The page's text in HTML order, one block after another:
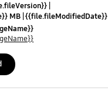
MB {{file.fileModifiedDate}}